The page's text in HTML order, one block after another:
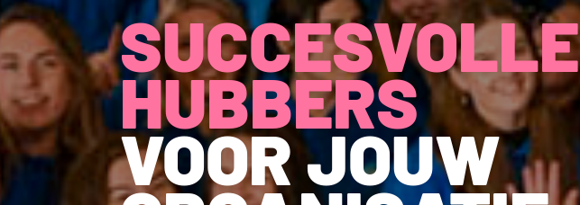
SUCCESVOLLE
HUBBERS
VOOR JOUW